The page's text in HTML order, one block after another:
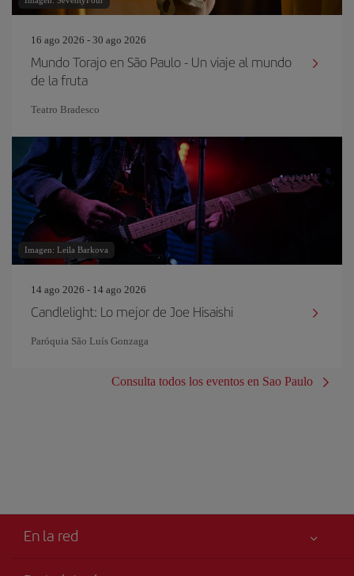
16 ago 2026 - 30 ago 2026
Mundo Torajo en São Paulo - Un viaje al mundo
de la fruta
Teatro Bradesco
Imagen: Leila Barkova
14 ago 2026 - 14 ago 2026
Candlelight: Lo mejor de Joe Hisaishi
Paróquia São Luís Gonzaga
Consulta todos los eventos en Sao Paulo
En la red